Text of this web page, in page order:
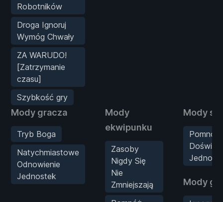
Robotników
Droga Ignoruj
Wymóg Chwały
ZA WARUDO!
[Zatrzymanie
czasu]
Szybkość gry
Mody gracza
Tryb Boga
Natychmiastowe
Odnowienie
Jednostek
Mody
ekwipunku
Zasoby
Nigdy Się
Nie
Zmniejszają
Mody
Pomnóż
Mody